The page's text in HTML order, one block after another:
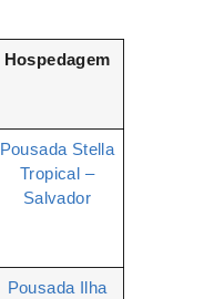
Hospedagem
Pousada Stella
Tropical –
Salvador
Pousada Ilha